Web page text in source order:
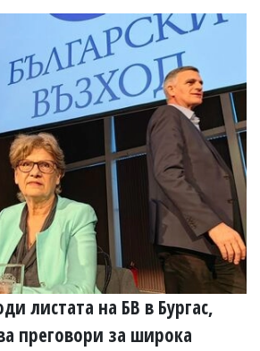
листата на БВ в Бургас,
преговори за широка